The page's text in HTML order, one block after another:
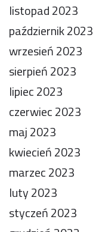
listopad 2023
październik 2023
wrzesień 2023
sierpień 2023
lipiec 2023
czerwiec 2023
maj 2023
kwiecień 2023
marzec 2023
luty 2023
styczeń 2023